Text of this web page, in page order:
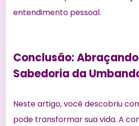
entendimento pessoal.
Conclusão:
Sabedoria da
Neste artigo, você descobriu
pode transformar sua vida. A